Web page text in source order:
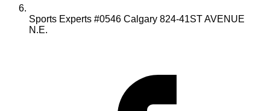
Sports Experts #0546 Calgary 824-41ST AVENUE
N.E.